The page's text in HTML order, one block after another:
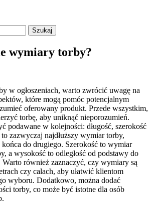
wymiary torby?
w ogłoszeniach, warto zwrócić uwagę na
które mogą pomóc potencjalnym
oferowany produkt. Przede wszystkim,
torbę, aby uniknąć nieporozumień.
podawane w kolejności: długość, szerokość
zazwyczaj najdłuższy wymiar torby,
do drugiego. Szerokość to wymiar
a wysokość to odległość od podstawy do
również zaznaczyć, czy wymiary są
czy calach, aby ułatwić klientom
wyboru. Dodatkowo, można dodać
torby, co może być istotne dla osób